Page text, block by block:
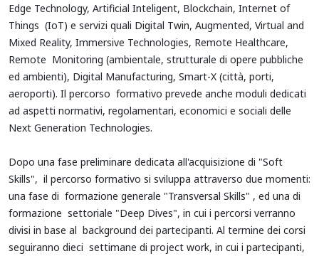
Edge Technology, Artificial Inteligent, Blockchain, Internet of
Things (IoT) e servizi quali Digital Twin, Augmented, Virtual and
Mixed Reality, Immersive Technologies, Remote Healthcare,
Remote Monitoring (ambientale, strutturale di opere pubbliche
ed ambienti), Digital Manufacturing, Smart-X (città, porti,
aeroporti). Il percorso formativo prevede anche moduli dedicati
ad aspetti normativi, regolamentari, economici e sociali delle
Next Generation Technologies.
Dopo una fase preliminare dedicata all'acquisizione di "Soft
Skills", il percorso formativo si sviluppa attraverso due momenti:
una fase di formazione generale "Transversal Skills" , ed una di
formazione settoriale "Deep Dives", in cui i percorsi verranno
divisi in base al background dei partecipanti. Al termine dei corsi
seguiranno dieci settimane di project work, in cui i partecipanti,